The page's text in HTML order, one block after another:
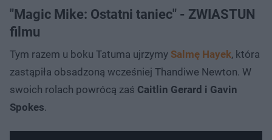
"Magic Mike: Ostatni taniec" - ZWIASTUN
filmu
Tym razem u boku Tatuma ujrzymy Salmę Hayek, która
zastąpiła obsadzoną wcześniej Thandiwe Newton. W
swoich rolach powrócą zaś Caitlin Gerard i Gavin
Spokes.